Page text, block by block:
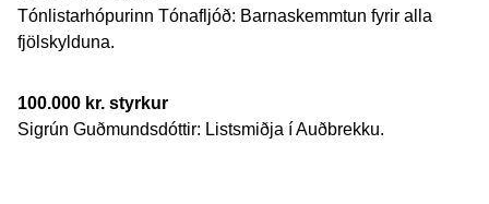
Tónlistarhópurinn Tónafljóð: Barnaskemmtun fyrir alla
fjölskylduna.
100.000 kr. styrkur
Sigrún Guðmundsdóttir: Listsmiðja í Auðbrekku.